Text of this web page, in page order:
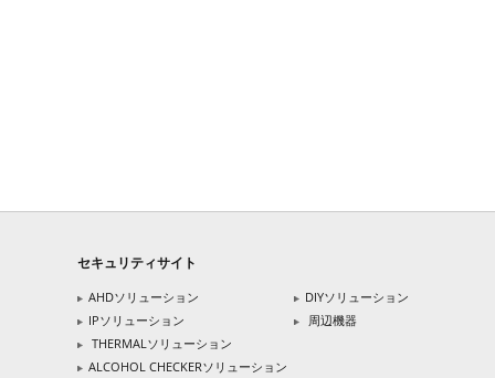
セキュリティサイト
AHDソリューション
IPソリューション
THERMALソリューション
ALCOHOL CHECKERソリューション
DIYソリューション
周辺機器